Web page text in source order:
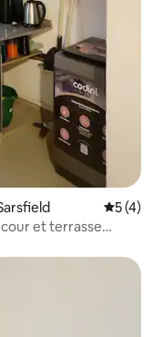
5 (4)
et terrasse